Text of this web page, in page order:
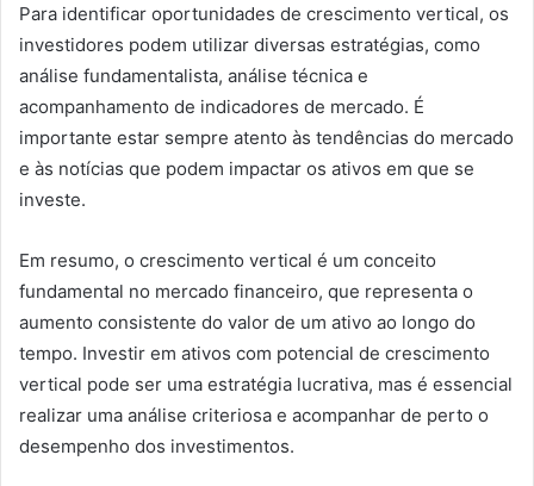
Para identificar oportunidades de crescimento vertical, os
investidores podem utilizar diversas estratégias, como
análise fundamentalista, análise técnica e
acompanhamento de indicadores de mercado. É
importante estar sempre atento às tendências do mercado
e às notícias que podem impactar os ativos em que se
investe.
Em resumo, o crescimento vertical é um conceito
fundamental no mercado financeiro, que representa o
aumento consistente do valor de um ativo ao longo do
tempo. Investir em ativos com potencial de crescimento
vertical pode ser uma estratégia lucrativa, mas é essencial
realizar uma análise criteriosa e acompanhar de perto o
desempenho dos investimentos.